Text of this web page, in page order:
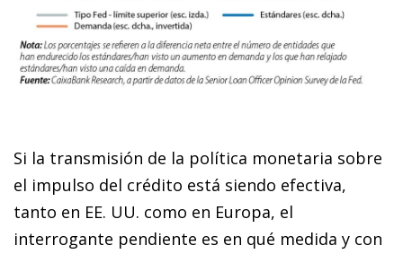
Si la transmisión de la política monetaria sobre
el impulso del crédito está siendo efectiva,
tanto en EE. UU. como en Europa, el
interrogante pendiente es en qué medida y con